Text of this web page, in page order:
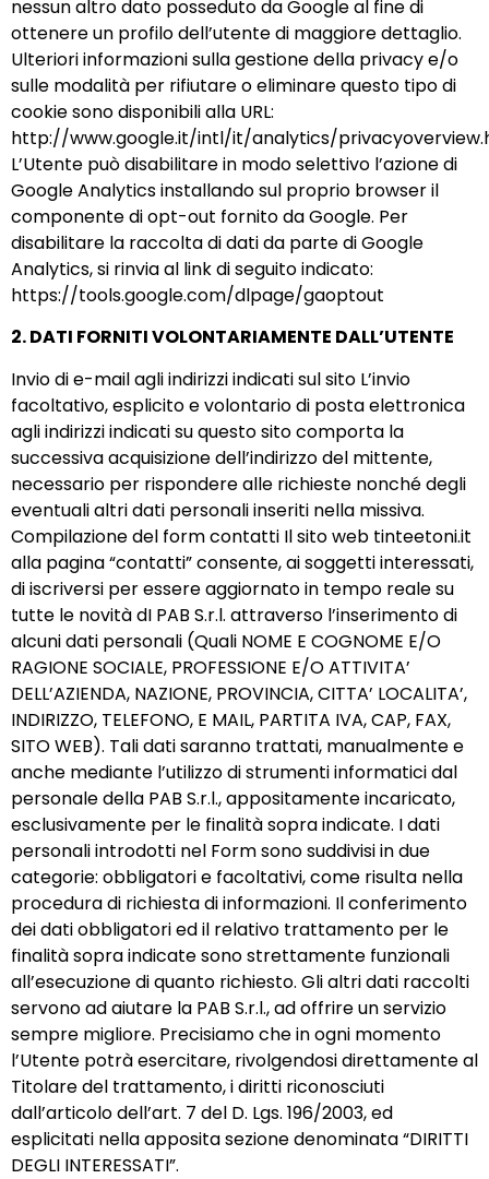
nessun altro dato posseduto da Google al fine di
ottenere un profilo dell’utente di maggiore dettaglio.
Ulteriori informazioni sulla gestione della privacy e/o
sulle modalità per rifiutare o eliminare questo tipo di
cookie sono disponibili alla URL:
http://www.google.it/intl/it/analytics/
L’Utente può disabilitare in modo selettivo l’azione di
Google Analytics installando sul proprio browser il
componente di opt-out fornito da Google. Per
disabilitare la raccolta di dati da parte di Google
Analytics, si rinvia al link di seguito indicato:
https://tools.google.com/dlpage/gaoptout
2. DATI FORNITI VOLONTARIAMENTE DALL’UTENTE
Invio di e-mail agli indirizzi indicati sul sito L’invio
facoltativo, esplicito e volontario di posta elettronica
agli indirizzi indicati su questo sito comporta la
successiva acquisizione dell’indirizzo del mittente,
necessario per rispondere alle richieste nonché degli
eventuali altri dati personali inseriti nella missiva.
Compilazione del form contatti Il sito web tinteetoni.it
alla pagina “contatti” consente, ai soggetti interessati,
di iscriversi per essere aggiornato in tempo reale su
tutte le novità dI PAB S.r.l. attraverso l’inserimento di
alcuni dati personali (Quali NOME E COGNOME E/O
RAGIONE SOCIALE, PROFESSIONE E/O ATTIVITA’
DELL’AZIENDA, NAZIONE, PROVINCIA, CITTA’ LOCALITA’,
INDIRIZZO, TELEFONO, E MAIL, PARTITA IVA, CAP, FAX,
SITO WEB). Tali dati saranno trattati, manualmente e
anche mediante l’utilizzo di strumenti informatici dal
personale della PAB S.r.l., appositamente incaricato,
esclusivamente per le finalità sopra indicate. I dati
personali introdotti nel Form sono suddivisi in due
categorie: obbligatori e facoltativi, come risulta nella
procedura di richiesta di informazioni. Il conferimento
dei dati obbligatori ed il relativo trattamento per le
finalità sopra indicate sono strettamente funzionali
all’esecuzione di quanto richiesto. Gli altri dati raccolti
servono ad aiutare la PAB S.r.l., ad offrire un servizio
sempre migliore. Precisiamo che in ogni momento
l’Utente potrà esercitare, rivolgendosi direttamente al
Titolare del trattamento, i diritti riconosciuti
dall’articolo dell’art. 7 del D. Lgs. 196/2003, ed
esplicitati nella apposita sezione denominata “DIRITTI
DEGLI INTERESSATI”.